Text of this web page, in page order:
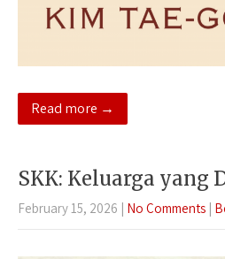
Read more →
SKK: Keluarga yang
February 15, 2026 | No Comments |